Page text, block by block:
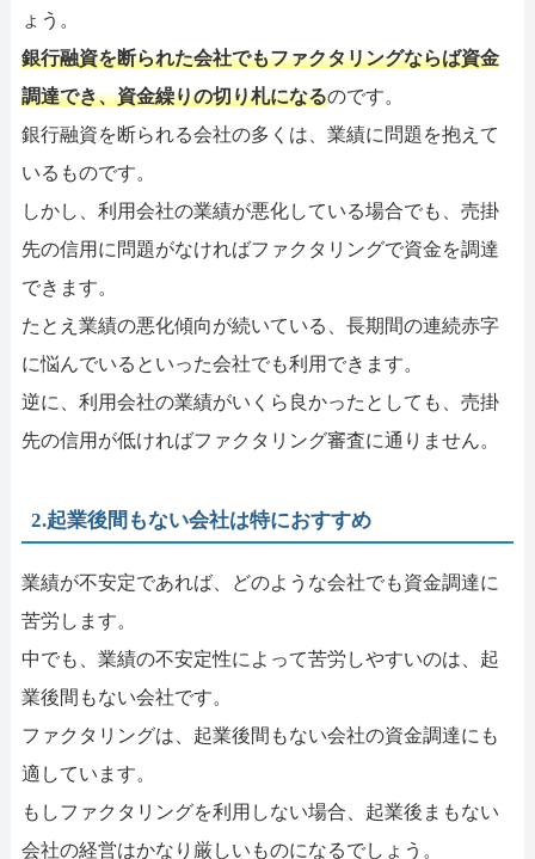
ょう。
銀行融資を断られた会社でもファクタリングならば資金
調達でき、資金繰りの切り札になるのです。
銀行融資を断られる会社の多くは、業績に問題を抱えて
いるものです。
しかし、利用会社の業績が悪化している場合でも、売掛
先の信用に問題がなければファクタリングで資金を調達
できます。
たとえ業績の悪化傾向が続いている、長期間の連続赤字
に悩んでいるといった会社でも利用できます。
逆に、利用会社の業績がいくら良かったとしても、売掛
先の信用が低ければファクタリング審査に通りません。
2.起業後間もない会社は特におすすめ
業績が不安定であれば、どのような会社でも資金調達に
苦労します。
中でも、業績の不安定性によって苦労しやすいのは、起
業後間もない会社です。
ファクタリングは、起業後間もない会社の資金調達にも
適しています。
もしファクタリングを利用しない場合、起業後まもない
会社の経営はかなり厳しいものになるでしょう。